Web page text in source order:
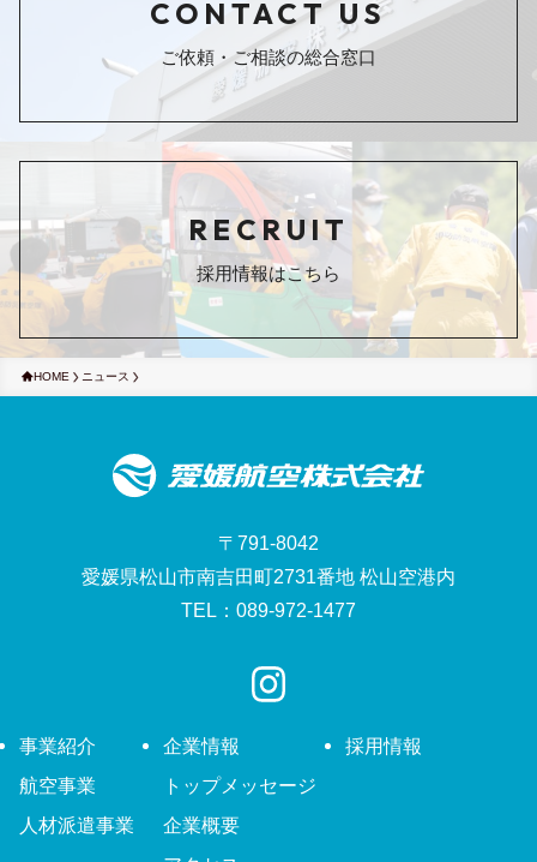
CONTACT US
ご依頼・ご相談の総合窓口
RECRUIT
採用情報はこちら
HOME ニュース
〒791-8042
愛媛県松山市南吉田町2731番地 松山空港内
TEL：089-972-1477
事業紹介
航空事業
人材派遣事業
企業情報
トップメッセージ
企業概要
採用情報